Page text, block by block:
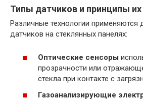
Типы датчиков и принципы
Различные технологии применяются
датчиков на стеклянных панелях:
Оптические сенсоры
прозрачности или
стекла при контакте с
Газоанализирующие